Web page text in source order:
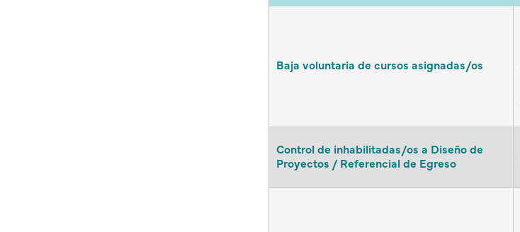
Baja voluntaria de cursos asignadas/os
Control de inhabilitadas/os a Diseño de
Proyectos / Referencial de Egreso